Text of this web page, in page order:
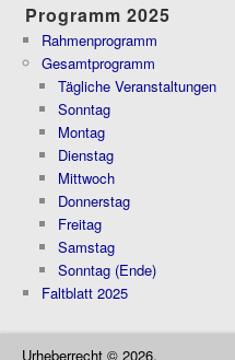
Programm 2025
Rahmenprogramm
Gesamtprogramm
Tägliche Veranstaltungen
Sonntag
Montag
Dienstag
Mittwoch
Donnerstag
Freitag
Samstag
Sonntag (Ende)
Faltblatt 2025
Urheberrecht © 2026,